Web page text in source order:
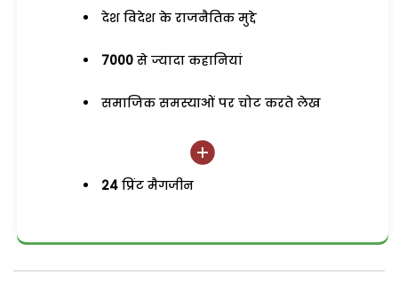
देश विदेश के राजनैतिक मुद्दे
7000 से ज्यादा कहानियां
समाजिक समस्याओं पर चोट करते लेख
24 प्रिंट मैगजीन